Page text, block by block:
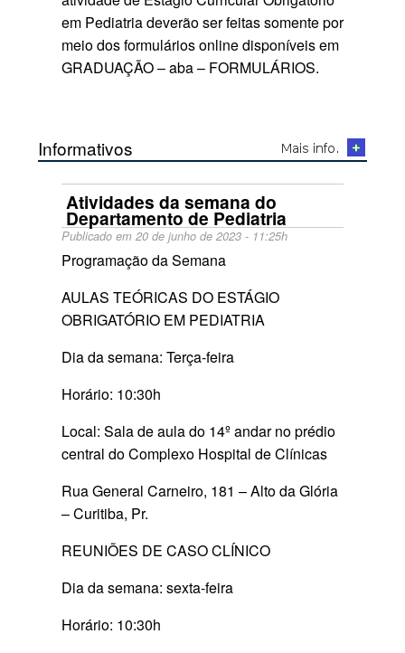
em Pediatria deverão ser feitas somente por
meio dos formulários online disponíveis em
GRADUAÇÃO – aba – FORMULÁRIOS.
Informativos
Atividades da semana do
Departamento de Pediatria
Publicado em 20 de junho de 2023 - 11:25h
Programação da Semana
AULAS TEÓRICAS DO ESTÁGIO
OBRIGATÓRIO EM PEDIATRIA
Dia da semana: Terça-feira
Horário: 10:30h
Local: Sala de aula do 14º andar no prédio
central do Complexo Hospital de Clínicas
Rua General Carneiro, 181 – Alto da Glória
– Curitiba, Pr.
REUNIÕES DE CASO CLÍNICO
Dia da semana: sexta-feira
Horário: 10:30h